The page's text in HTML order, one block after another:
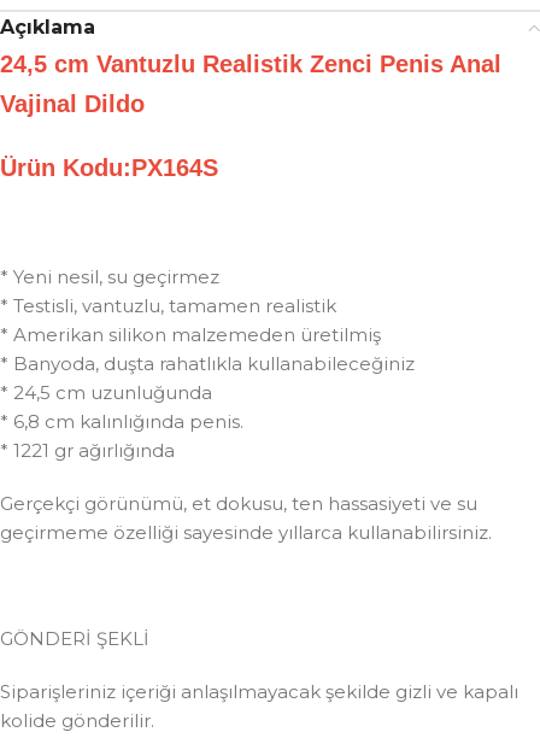
Açıklama
24,5 cm Vantuzlu Realistik Zenci Penis Anal
Vajinal Dildo
Ürün Kodu:PX164S
* Yeni nesil, su geçirmez
* Testisli, vantuzlu, tamamen realistik
* Amerikan silikon malzemeden üretilmiş
* Banyoda, duşta rahatlıkla kullanabileceğiniz
* 24,5 cm uzunluğunda
* 6,8 cm kalınlığında penis.
* 1221 gr ağırlığında
Gerçekçi görünümü, et dokusu, ten hassasiyeti ve su
geçirmeme özelliği sayesinde yıllarca kullanabilirsiniz.
GÖNDERİ ŞEKLİ
Siparişleriniz içeriği anlaşılmayacak şekilde gizli ve kapalı
kolide gönderilir.